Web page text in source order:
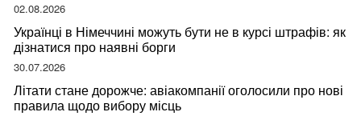
02.08.2026
Українці в Німеччині можуть бути не в курсі штрафів: як
дізнатися про наявні борги
30.07.2026
Літати стане дорожче: авіакомпанії оголосили про нові
правила щодо вибору місць